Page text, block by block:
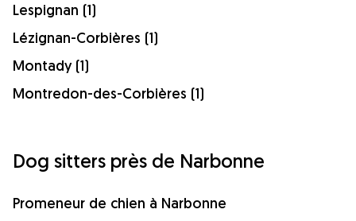
Lespignan (1)
Lézignan-Corbières (1)
Montady (1)
Montredon-des-Corbières (1)
Dog sitters près de Narbonne
Promeneur de chien à Narbonne